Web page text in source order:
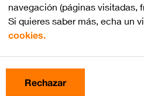
navegación (páginas visitadas,
Si quieres saber más, echa un
cookies.
Rechazar